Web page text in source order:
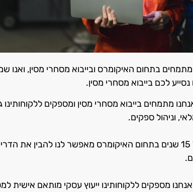
לכם בייבוא מסחרי מסין.
מתמחים בייבוא מסחרי מסין ומספקים
וניהול ספקים.
ניסיון של 15 שנים בתחום האיקומרס מאפשר לנו
אנחנו מספקים ללקוחותינו ייעוץ עסקי מותאם אישית